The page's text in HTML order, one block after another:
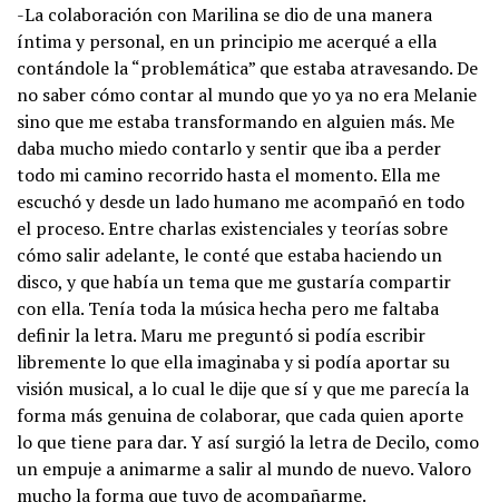
-La colaboración con Marilina se dio de una manera
íntima y personal, en un principio me acerqué a ella
contándole la “problemática” que estaba atravesando. De
no saber cómo contar al mundo que yo ya no era Melanie
sino que me estaba transformando en alguien más. Me
daba mucho miedo contarlo y sentir que iba a perder
todo mi camino recorrido hasta el momento. Ella me
escuchó y desde un lado humano me acompañó en todo
el proceso. Entre charlas existenciales y teorías sobre
cómo salir adelante, le conté que estaba haciendo un
disco, y que había un tema que me gustaría compartir
con ella. Tenía toda la música hecha pero me faltaba
definir la letra. Maru me preguntó si podía escribir
libremente lo que ella imaginaba y si podía aportar su
visión musical, a lo cual le dije que sí y que me parecía la
forma más genuina de colaborar, que cada quien aporte
lo que tiene para dar. Y así surgió la letra de Decilo, como
un empuje a animarme a salir al mundo de nuevo. Valoro
mucho la forma que tuvo de acompañarme.